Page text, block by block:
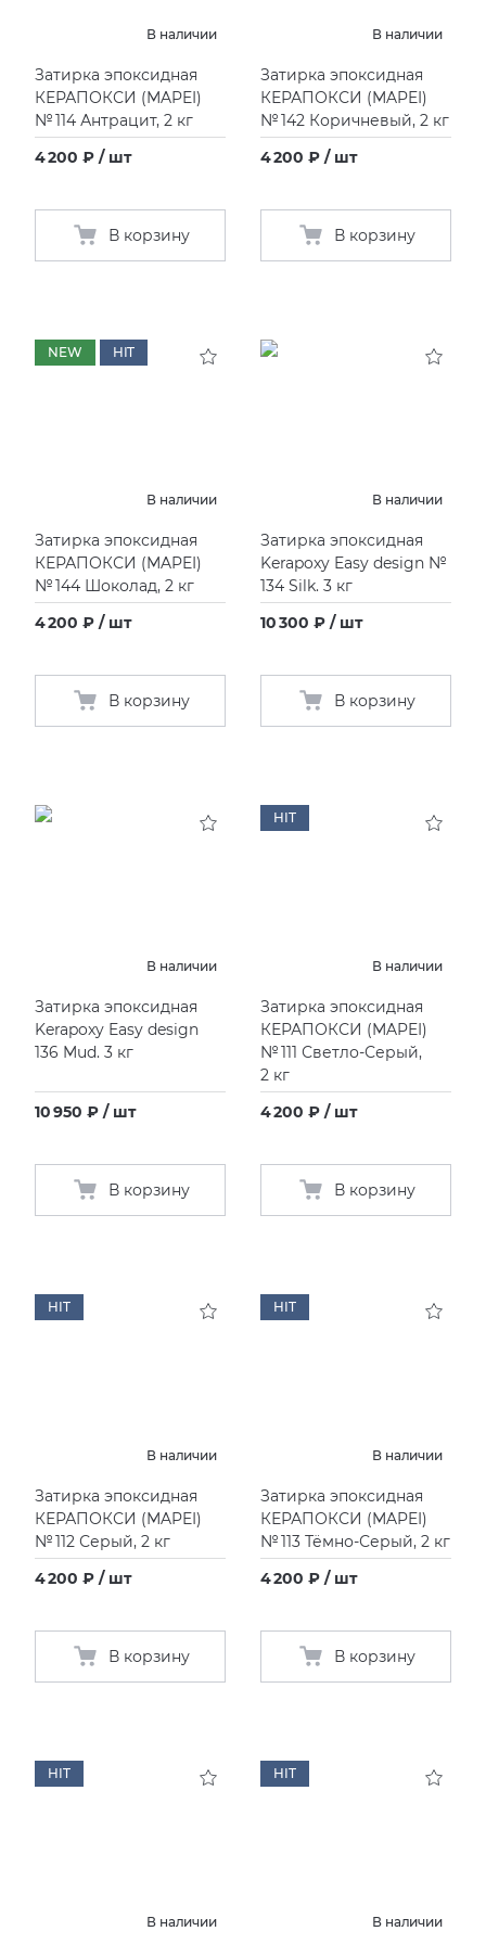
KERAMA MARAZZI
PAMESA
PERONDA
PORCELANOSA
XLIGHT XTONE URBATEK
XXL Pamesa
УНИТАЗЫ И ПИCCУАРЫ
В наличии
Затирка эпоксидная
КЕРАПОКСИ (MAPEI)
№ 114 Антрацит, 2 кг
4 200 ₽ / шт
В корзину
В наличии
Затирка эпоксидная
КЕРАПОКСИ (MAPEI)
№ 142 Коричневый, 2 кг
4 200 ₽ / шт
В корзину
NEW HIT
В наличии
Затирка эпоксидная
КЕРАПОКСИ (MAPEI)
№ 144 Шоколад, 2 кг
4 200 ₽ / шт
В корзину
В наличии
Затирка эпоксидная
Kerapoxy Easy design №
134 Silk. 3 кг
10 300 ₽ / шт
В корзину
В наличии
Затирка эпоксидная
Kerapoxy Easy design
136 Mud. 3 кг
10 950 ₽ / шт
В корзину
HIT
В наличии
Затирка эпоксидная
КЕРАПОКСИ (MAPEI)
№ 111 Светло-Серый,
2 кг
4 200 ₽ / шт
В корзину
HIT
В наличии
Затирка эпоксидная
КЕРАПОКСИ (MAPEI)
№ 112 Серый, 2 кг
4 200 ₽ / шт
В корзину
HIT
В наличии
Затирка эпоксидная
КЕРАПОКСИ (MAPEI)
№ 113 Тёмно-Серый, 2 кг
4 200 ₽ / шт
В корзину
HIT
В наличии
HIT
В наличии